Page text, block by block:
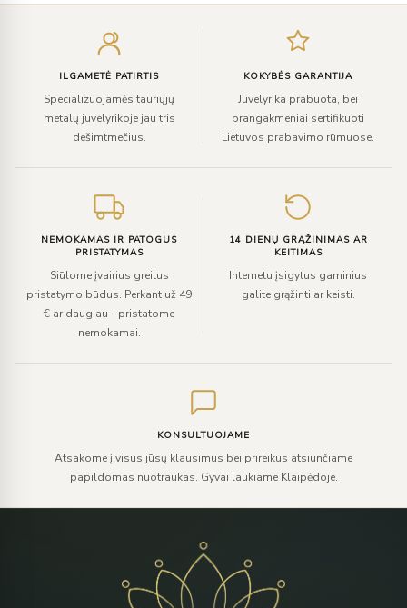
ILGAMETĖ PATIRTIS
Specializuojamės tauriųjų
metalų juvelyrikoje jau tris
dešimtmečius.
KOKYBĖS GARANTIJA
Juvelyrika prabuota, bei
brangakmeniai sertifikuoti
Lietuvos prabavimo rūmuose.
NEMOKAMAS IR PATOGUS
PRISTATYMAS
Siūlome įvairius greitus
pristatymo būdus. Perkant už 49
€ ar daugiau - pristatome
nemokamai.
14 DIENŲ GRĄŽINIMAS AR
KEITIMAS
Internetu įsigytus gaminius
galite grąžinti ar keisti.
KONSULTUOJAME
Atsakome į visus jūsų klausimus bei prireikus atsiunčiame
papildomas nuotraukas. Gyvai laukiame Klaipėdoje.